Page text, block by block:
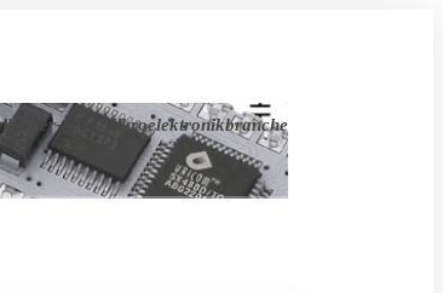
und Mikroelektronikbranche